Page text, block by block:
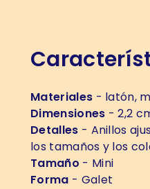
Materiales - latón,
Dimensiones - 2,2
Detalles - Anillos
los tamaños y los
Tamaño - Mini
Forma - Galet